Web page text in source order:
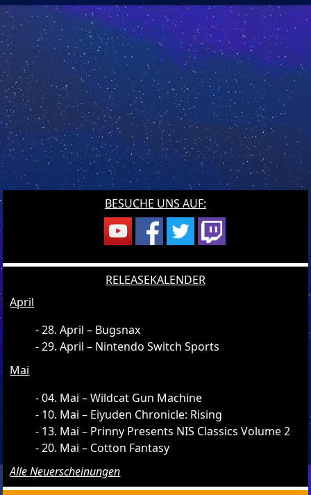
BESUCHE UNS AUF:
RELEASEKALENDER
April
28. April – Bugsnax
29. April – Nintendo Switch Sports
Mai
04. Mai – Wildcat Gun Machine
10. Mai – Eiyuden Chronicle: Rising
13. Mai – Prinny Presents NIS Classics Volume 2
20. Mai – Cotton Fantasy
Alle Neuerscheinungen